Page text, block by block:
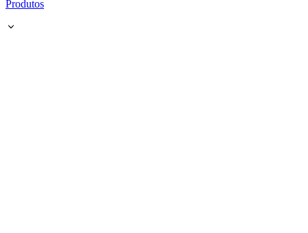
Produtos